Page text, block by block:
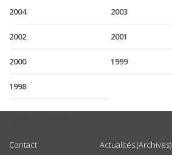
2004 2003
2002 2001
2000 1999
1998
Contact Actualités (Archives)